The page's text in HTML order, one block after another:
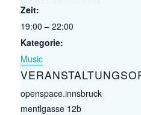
Zeit:
19:00 – 22:00
Kategorie:
Music
openspace.innsbruck
mentlgasse 12b